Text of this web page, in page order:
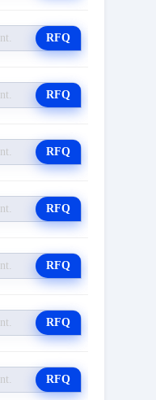
RFQ
RFQ
RFQ
RFQ
RFQ
RFQ
RFQ